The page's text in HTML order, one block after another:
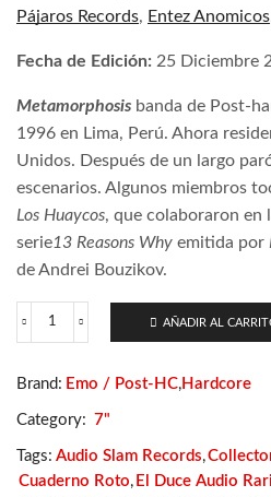
Pájaros Records, Entez Anomicos
Fecha de Edición: 25 Diciembre
Metamorphosis banda de Post-
1996 en Lima, Perú. Ahora
Unidos. Después de un largo
escenarios. Algunos miembros
Los Huaycos, que colaboraron en
serie13 Reasons Why emitida por
de Andrei Bouzikov.
Metamorphosis
cantidad
AÑADIR AL
Brand: Emo / Post-HC, Hardcore
Category: 7"
Tags: Audio Slam Records,
Cuaderno Roto, El Duce Audio